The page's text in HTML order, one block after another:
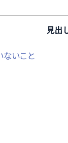
見出
ないこと